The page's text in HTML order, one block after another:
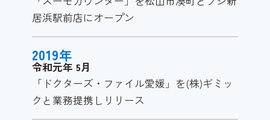
居浜駅前店にオープン
2019年
令和元年 5月
「ドクターズ・ファイル愛媛」を(株)ギミッ
クと業務提携しリリース